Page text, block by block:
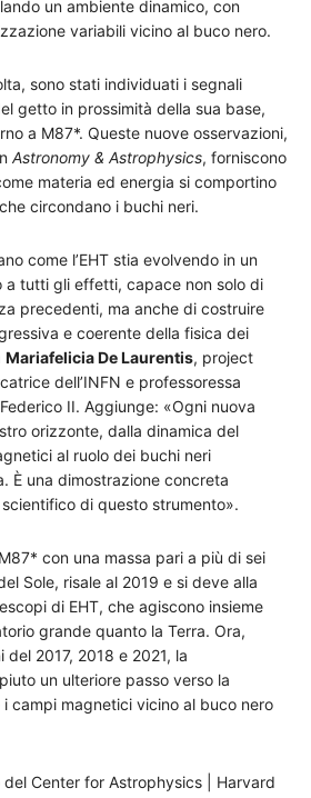
un ambiente dinamico, con
variabili vicino al buco nero.
sono stati individuati i segnali
getto in prossimità della sua base,
a M87*. Queste nuove osservazioni,
Astronomy & Astrophysics, forniscono
materia ed energia si comportino
circondano i buchi neri.
come l’EHT stia evolvendo in un
a tutti gli effetti, capace non solo di
precedenti, ma anche di costruire
e coerente della fisica dei
Mariafelicia De Laurentis, project
dell’INFN e professoressa
II. Aggiunge: «Ogni nuova
orizzonte, dalla dinamica del
al ruolo dei buchi neri
È una dimostrazione concreta
scientifico di questo strumento».
con una massa pari a più di sei
Sole, risale al 2019 e si deve alla
di EHT, che agiscono insieme
grande quanto la Terra. Ora,
2017, 2018 e 2021, la
un ulteriore passo verso la
campi magnetici vicino al buco nero
del Center for Astrophysics | Harvard